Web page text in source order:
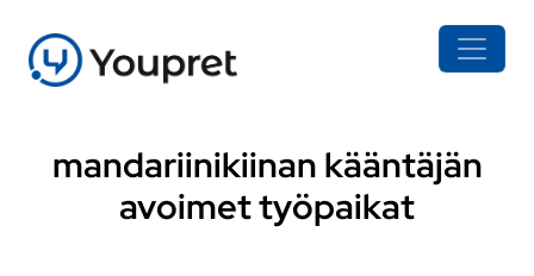
mandariinikiinan kääntäjän
avoimet työpaikat